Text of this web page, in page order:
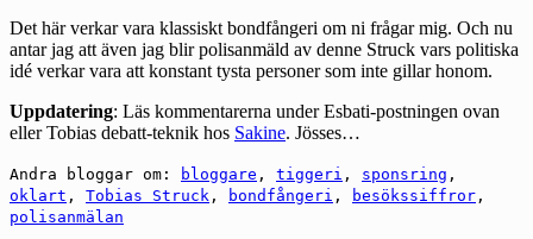
Det här verkar vara klassiskt bondfångeri om ni frågar mig. Och nu
antar jag att även jag blir polisanmäld av denne Struck vars politiska
idé verkar vara att konstant tysta personer som inte gillar honom.
Uppdatering: Läs kommentarerna under Esbati-postningen ovan
eller Tobias debatt-teknik hos Sakine. Jösses…
Andra bloggar om: bloggare , tiggeri , sponsring ,
oklart , Tobias Struck , bondfångeri , besökssiffror ,
polisanmälan